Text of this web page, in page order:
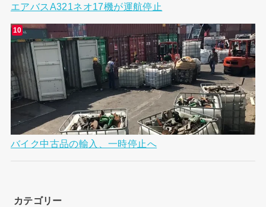
エアバスA321ネオ17機が運航停止
バイク中古品の輸入、一時停止へ
カテゴリー